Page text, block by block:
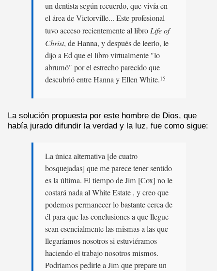
un dentista según recuerdo, que vivía en
el área de Victorville... Este profesional
tuvo acceso recientemente al libroLife of
Christ, de Hanna, y después de leerlo, le
dijo a Ed que el libro virtualmente "lo
abrumó" por el estrecho parecido que
descubrió entre Hanna y Ellen White. 15
La solución propuesta por este hombre de Dios, que
había jurado difundir la verdad y la luz, fue como sigue:
La única alternativa [de cuatro
bosquejadas] que me parece tener sentido
es la última. El tiempo de Jim [Cox] no le
costará nada al White Estate , y creo que
podemos permanecer lo bastante cerca de
él para que las conclusiones a que llegue
sean esencialmente las mismas a las que
llegaríamos nosotros si estuviéramos
haciendo el trabajo nosotros mismos.
Podríamos pedirle a Jim que prepare un